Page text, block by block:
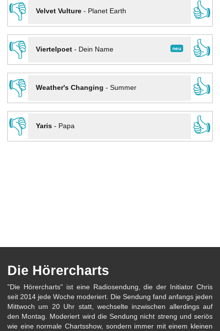
👎
Velvet Vulture- Planet Earth
👍
👎
neu
Viertelpoet- Dein Name
👍
👎
Weather's Changing - Summer
👍
👎
Yaris- Papa 👍
Die Hörercharts
"Die Hörercharts" ist eine Radiosendung, die der Initiator Chris
seit 2014 jede Woche moderiert. Die Sendung fand anfangs jeden
Mittwoch um 20 Uhr statt, wechselte inzwischen allerdings auf
den Montag. Moderiert wird die Sendung nicht streng und seriös
wie eine normale Chartsshow, sondern immer mit einem kleinen